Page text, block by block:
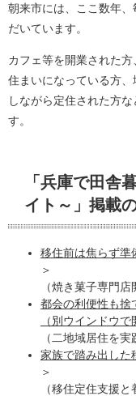
朝来市には、ここ数年
だいています。
カフェ等を開業された
住まいになっている方
しながら定住された方
す。
「兵庫で田
イト～」掲載
移住前は焦らず準
＞
（焼き菓子専門
都会の利便性も捨
（別ウインドウで
（二地域居住を
家族で踏み出した
＞
（移住定住支援